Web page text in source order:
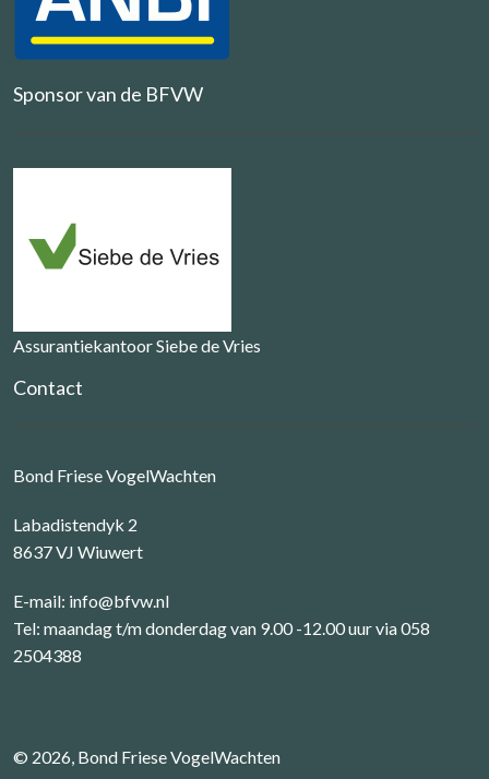
Sponsor van de BFVW
Assurantiekantoor Siebe de Vries
Contact
Bond Friese VogelWachten
Labadistendyk 2
8637 VJ Wiuwert
E-mail: info@bfvw.nl
Tel: maandag t/m donderdag van 9.00 -12.00 uur via 058
2504388
© 2026, Bond Friese VogelWachten